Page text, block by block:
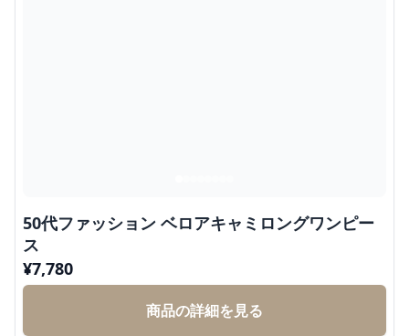
50代ファッション ベロアキャミロングワンピー
ス
¥7,780
商品の詳細を見る